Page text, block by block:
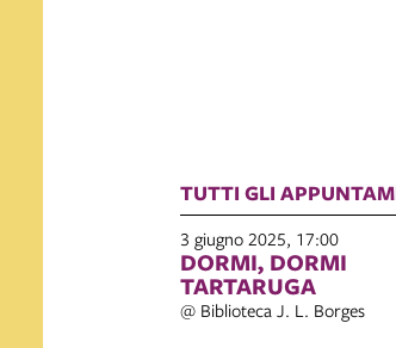
TUTTI GLI
3 giugno 2025, 17:00
DORMI, DORMI
TARTARUGA
@ Biblioteca J. L. Borges